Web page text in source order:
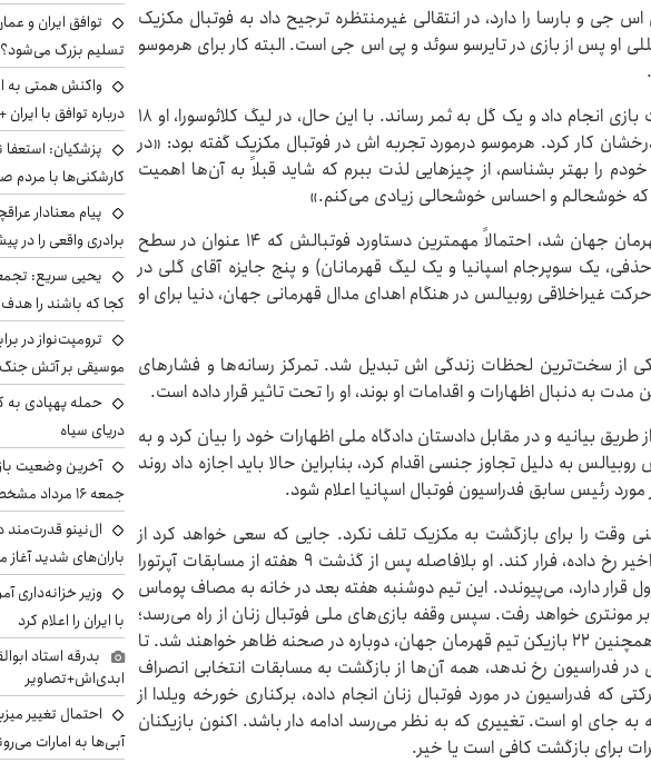
جی و بارسا را دارد، در انتقالی غیرمنتظره ترجیح داد به فوتبال مکزیک
او پس از بازی در تایرسو سوئد و پی اس جی است. البته کار برای هرموسو
او فصل قبل در لیگ آپرتورا هفت بازی انجام داد و یک گل به ثمر رساند. با این حال، در لیگ کلائوسورا، او ۱۸
و درخشان کار کرد. هرموسو درمورد تجربه اش در فوتبال مکزیک گفته بود: «در
را بهتر بشناسم، از چیز‌هایی لذت ببرم که شاید قبلاً به آن‌ها اهمیت
که خوشحالم و احساس خوشحالی زیادی می‌کنم.»
جنی در ۲۰ آگوست با اسپانیا قهرمان جهان شد، احتمالاً مهمترین دستاورد فوتبالش که ۱۴ عنوان در سطح
یک سوپرجام اسپانیا و یک لیگ قهرمانان) و پنج جایزه آقای گلی در
غیراخلاقی روبیالس در هنگام اهدای مدال قهرمانی جهان، دنیا برای او
از سخت‌ترین لحظات زندگی اش تبدیل شد. تمرکز رسانه‌ها و فشار‌های
به دنبال اظهارات و اقدامات او بوند، او را تحت تاثیر قرار داده است.
بیانیه و در مقابل دادستان دادگاه ملی اظهارات خود را بیان کرد و به
به دلیل تجاوز جنسی اقدام کرد، بنابراین حالا باید اجازه داد روند
رئیس سابق فدراسیون فوتبال اسپانیا اعلام شود.
وقت را برای بازگشت به مکزیک تلف نکرد. جایی که سعی خواهد کرد از
همه چیز‌هایی که در هفته‌های اخیر رخ داده، فرار کند. او بلافاصله پس از گذشت ۹ هفته از مسابقات آپرتورا
قرار دارد، می‌پیوندد. این تیم دوشنبه هفته بعد در خانه به مصاف پوماس
مونتری خواهد رفت. سپس وقفه بازی‌های ملی فوتبال زنان از راه می‌رسد؛
و اینجاست که جنی هرموسو، و همچنین ۲۲ بازیکن تیم قهرمان جهان، دوباره در صحنه ظاهر خواهند شد. تا
در فدراسیون رخ ندهد، همه آن‌ها از بازگشت به مسابقات انتخابی انصراف
که فدراسیون در مورد فوتبال زنان انجام داده، برکناری خورخه ویلدا از
جای او است. تغییری که به نظر می‌رسد ادامه دار باشد. اکنون بازیکنان
برای بازگشت کافی است یا خیر.
توافق ایران و
تسلیم بزرگ می‌شود؟
واکنش همتی به
درباره توافق با
پزشکیان: استعفا
کارشکنی‌ها با
پیام معنادار
برادری واقعی را در
یحیی سریع:
کجا که باشند را
ترومپت‌نواز در
موسیقی بر آتش
حمله پهپادی به
دریای سیاه
آخرین وضعیت
جمعه ۱۶ مرداد مشخص شد
ال‌نینو قدرت‌مند
باران‌های شدید
وزیر خزانه‌داری
با ایران را اعلام کرد
بدرقه استاد
ابدی‌اش+تصاویر
احتمال تغییر
آبی‌ها به امارات